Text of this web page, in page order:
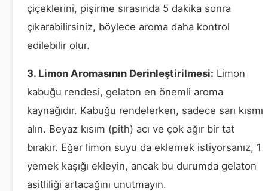
çiçeklerini, pişirme sırasında 5 dakika sonra
çıkarabilirsiniz, böylece aroma daha kontrol
edilebilir olur.
3. Limon Aromasının Derinleştirilmesi: Limon
kabuğu rendesi, gelaton en önemli aroma
kaynağıdır. Kabuğu rendelerken, sadece sarı kısmı
alın. Beyaz kısım (pith) acı ve çok ağır bir tat
bırakır. Eğer limon suyu da eklemek istiyorsanız, 1
yemek kaşığı ekleyin, ancak bu durumda gelaton
asitliliği artacağını unutmayın.